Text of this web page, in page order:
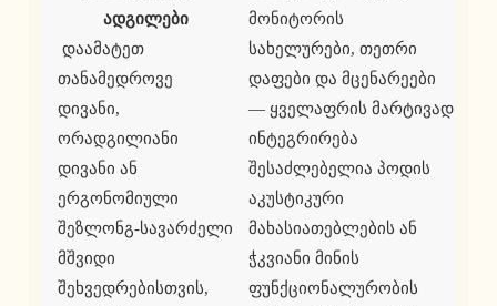
ადგილები
თანამედროვე
დივანი,
ორადგილიანი
დივანი ან
ერგონომიული
შეზლონგ-სავარძელი
მშვიდი
შეხვედრებისთვის,
მონიტორის
სახელურები, თეთრი
დაფები და მცენარეები
— ყველაფრის მარტივად
ინტეგრირება
შესაძლებელია პოდის
აკუსტიკური
მახასიათებლების ან
ჭკვიანი მინის
ფუნქციონალურობის